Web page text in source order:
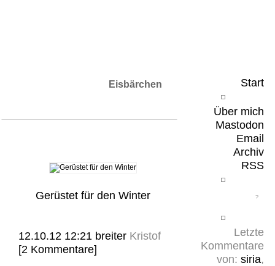
Start
Über mich
Mastodon
Email
Archiv
RSS
Letzte
Kommentare
von: siria,
Eisbärchen
Gerüstet für den Winter
12.10.12 12:21 breiter Kristof
[2 Kommentare]